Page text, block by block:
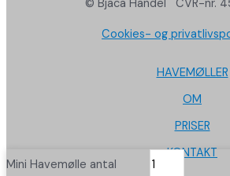
© Bjaca Handel CVR-nr.
Cookies- og
HAVEMØLLER
OM
PRISER
KONTAKT
Mini Havemølle antal